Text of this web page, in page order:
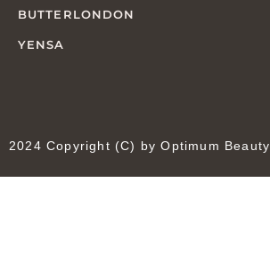
BUTTERLONDON
YENSA
2024 Copyright (C) by Optimum Beauty